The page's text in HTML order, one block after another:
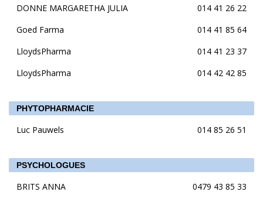
DONNE MARGARETHA JULIA
014 41 26 22
Goed Farma
014 41 85 64
LloydsPharma
014 41 23 37
LloydsPharma
014 42 42 85
PHYTOPHARMACIE
Luc Pauwels 014 85 26 51
PSYCHOLOGUES
BRITS ANNA
0479 43 85 33